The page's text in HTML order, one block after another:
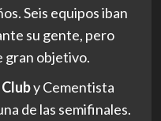
Seis equipos iban
su gente, pero
gran objetivo.
y Cementista
de las semifinales.